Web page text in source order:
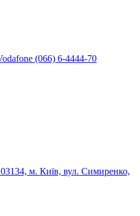
(066) 6-4444-70
03134, м. Київ, вул. Симиренко,